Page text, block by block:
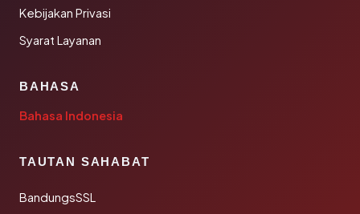
Kebijakan Privasi
Syarat Layanan
BAHASA
Bahasa Indonesia
TAUTAN SAHABAT
BandungsSSL